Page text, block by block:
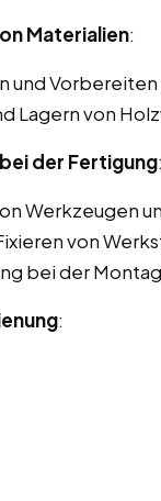
Materialien:
und
Lagern von
der Fertigung:
Werkzeugen
von
bei der
: